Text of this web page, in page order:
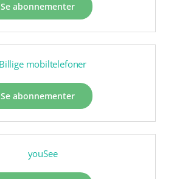
Se abonnementer
Se abonnementer